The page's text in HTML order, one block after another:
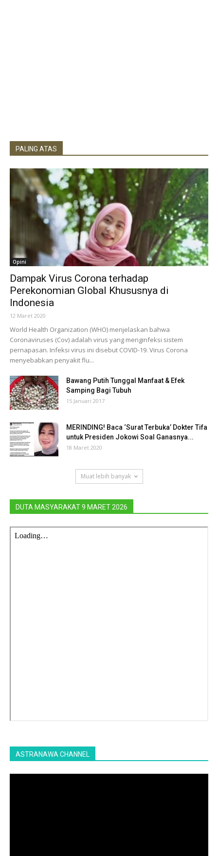
PALING ATAS
Opini
Dampak Virus Corona terhadap
Perekonomian Global Khususnya di
Indonesia
12 Maret 2020
World Health Organization (WHO) menjelaskan bahwa
Coronaviruses (Cov) adalah virus yang menginfeksi sistem
pernapasan. Infeksi virus ini disebut COVID-19. Virus Corona
menyebabkan penyakit flu...
Bawang Putih Tunggal Manfaat & Efek
Samping Bagi Tubuh
15 Januari 2017
MERINDING! Baca ‘Surat Terbuka’ Dokter Tifa
untuk Presiden Jokowi Soal Ganasnya...
18 Maret 2020
Muat lebih banyak
DUTA MASYARAKAT 9 MARET 2026
ASTRANAWA CHANNEL